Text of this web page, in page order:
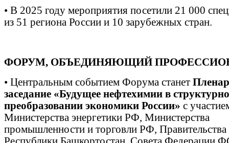
• В 2025 году мероприятия посетили 21 000
из 51 региона России и 10 зарубежных стран.
ФОРУМ, ОБЪЕДИНЯЮЩИЙ
• Центральным событием Форума станет
заседание «Будущее нефтехимии в
преобразовании экономики России» с
Министерства энергетики РФ, Министерства
промышленности и торговли РФ, Правительства